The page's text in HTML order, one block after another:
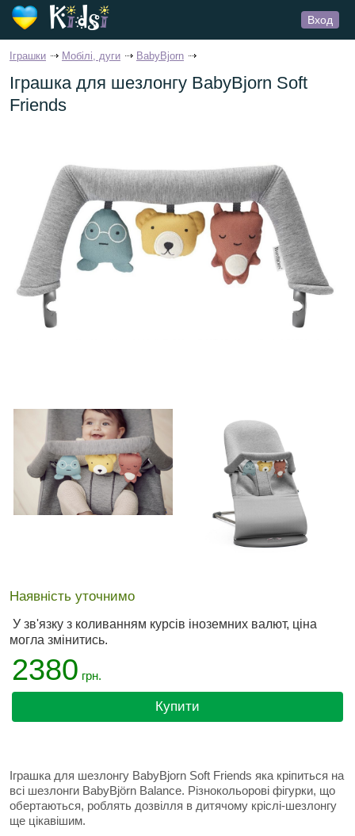
Вход
Іграшки Мобілі, дуги BabyBjorn
Іграшка для шезлонгу BabyBjorn Soft
Friends
Наявність уточнимо
У зв'язку з коливанням курсів іноземних валют, ціна
могла змінитись.
2380 грн.
Купити
Іграшка для шезлонгу BabyBjorn Soft Friends яка кріпиться на
всі шезлонги BabyBjörn Balance. Різнокольорові фігурки, що
обертаються, роблять дозвілля в дитячому кріслі-шезлонгу
ще цікавішим.